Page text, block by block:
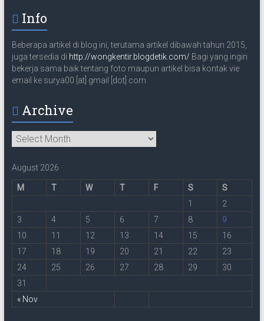
i
Info
Beberapa artikel di blog ini, terutama artikel dibawah tahun 2015,
juga tersedia di http://wongkentir.blogdetik.com/ Bagi yang ingin
bekerja sama baik tentang foto maupun artikel bisa kontak vie
email ke surya00 [at] gmail [dot] com
Archive
Archive
August 2026
M T W T F S S
« Nov
1
2
3
4 5 6 7 8
9
10
11 12 13 14 15
16
17
18 19 20 21 22
23
24
25 26 27 28 29
30
31